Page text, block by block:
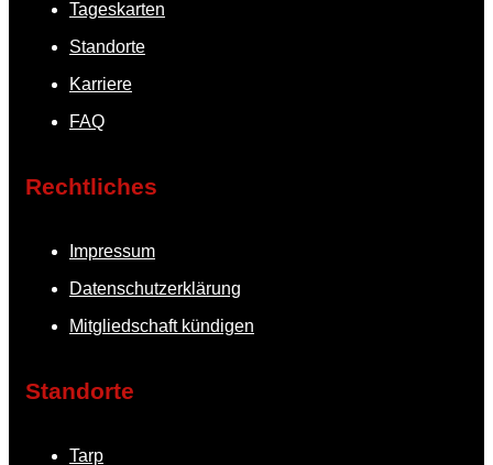
Tageskarten
Standorte
Karriere
FAQ
Rechtliches
Impressum
Datenschutzerklärung
Mitgliedschaft kündigen
Standorte
Tarp